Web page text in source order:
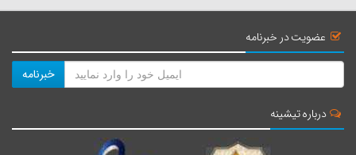
عضویت در خبرنامه
خبرنامه
درباره تیشینه